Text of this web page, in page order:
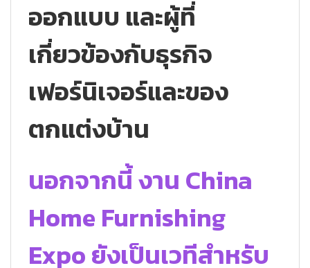
ออกแบบ และผู้ที่
เกี่ยวข้องกับธุรกิจ
เฟอร์นิเจอร์และของ
ตกแต่งบ้าน
นอกจากนี้ งาน China
Home Furnishing
Expo ยังเป็นเวทีสำหรับ